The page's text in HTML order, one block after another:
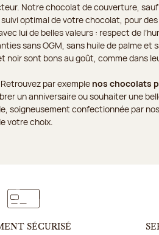
Notre chocolat de couverture,
optimal de votre chocolat, pour des
lui de belles valeurs : respect de
sans OGM, sans huile de palme et
sont bons au goût, comme dans
par exemple nos chocolats
un anniversaire ou souhaiter une
soigneusement confectionnée par
votre choix.
SÉCURISÉ